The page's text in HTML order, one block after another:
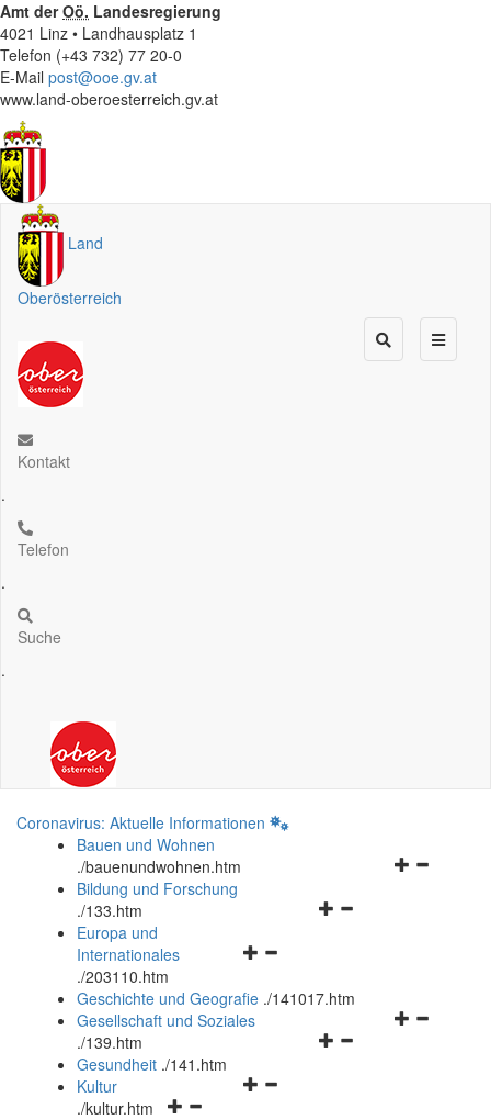
Amt derOö. Landesregierung
4021 Linz • Landhausplatz 1
Telefon (+43 732) 77 20-0
E-Mail post@ooe.gv.at
www.land-oberoesterreich.gv.at
Land
Oberösterreich
Kontakt
.
Telefon
.
Suche
.
Coronavirus: Aktuelle Informationen
Bauen und Wohnen
./bauenundwohnen.htm
Navigationsmenü
Bildung und Forschung
./133.htm
Navigationsmenü
und
schließen
Europa und
Internationales
./203110.htm
Geschichte und Geografie ./141017.htm
Navigationsmenü
Gesellschaft und Soziales
./139.htm
Navigationsmenü
Gesundheit ./141.htm
Navigationsmenü
Kultur
./kultur.htm